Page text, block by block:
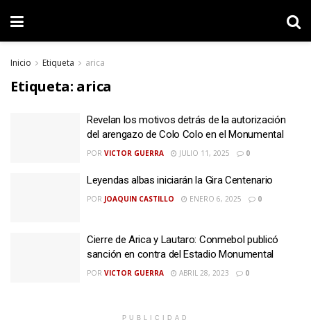
Inicio Etiqueta arica
Etiqueta: arica
Revelan los motivos detrás de la autorización
del arengazo de Colo Colo en el Monumental
POR VICTOR GUERRA JULIO 11, 2025 0
Leyendas albas iniciarán la Gira Centenario
POR JOAQUIN CASTILLO ENERO 6, 2025 0
Cierre de Arica y Lautaro: Conmebol publicó
sanción en contra del Estadio Monumental
POR VICTOR GUERRA ABRIL 28, 2023 0
PUBLICIDAD